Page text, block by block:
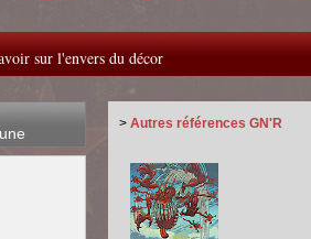
sur l'envers du décor
> Autres références GN'R